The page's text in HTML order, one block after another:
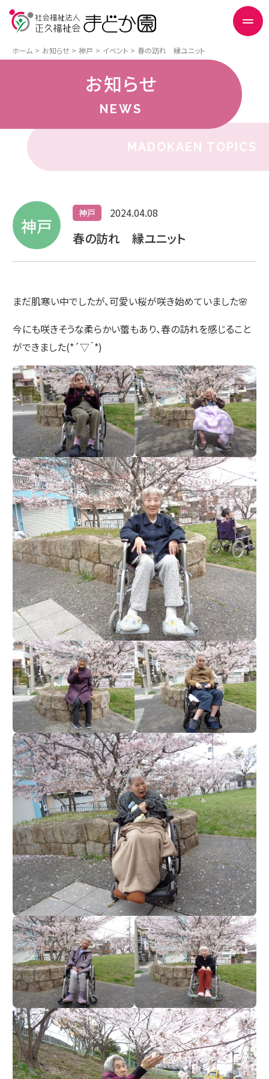
ホーム お知らせ 神戸 イベント 春の訪れ 縁ユニット
お知らせ
NEWS
MADOKAEN TOPICS
神戸
神戸 2024.04.08
春の訪れ 縁ユニット
まだ肌寒い中でしたが、可愛い桜が咲き始めていました🌸
今にも咲きそうな柔らかい蕾もあり、春の訪れを感じること
ができました(*´▽｀*)